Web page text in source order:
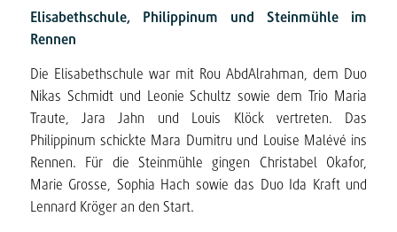
Elisabethschule, Philippinum und Steinmühle im
Rennen
Die Elisabethschule war mit Rou AbdAlrahman, dem Duo
Nikas Schmidt und Leonie Schultz sowie dem Trio Maria
Traute, Jara Jahn und Louis Klöck vertreten. Das
Philippinum schickte Mara Dumitru und Louise Malévé ins
Rennen. Für die Steinmühle gingen Christabel Okafor,
Marie Grosse, Sophia Hach sowie das Duo Ida Kraft und
Lennard Kröger an den Start.